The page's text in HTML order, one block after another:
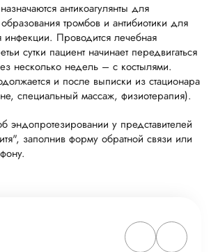
антикоагулянты для
тромбов и антибиотики для
Проводится лечебная
сутки пациент начинает передвигаться
несколько недель – с костылями.
и после выписки из стационара
специальный массаж, физиотерапия).
эндопротезировании у представителей
заполнив форму обратной связи или